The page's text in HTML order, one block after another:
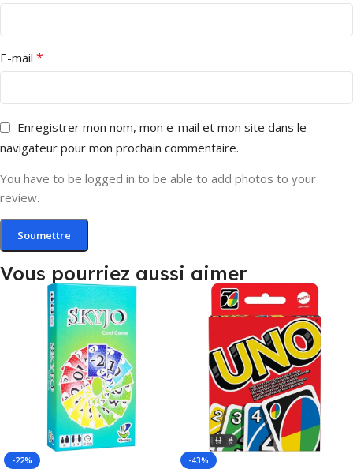
E-mail *
Enregistrer mon nom, mon e-mail et mon site dans le
navigateur pour mon prochain commentaire.
You have to be logged in to be able to add photos to your
review.
Vous pourriez aussi aimer
-22% -43%